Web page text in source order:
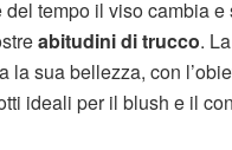
tempo il viso cambia
abitudini di trucco.
la sua bellezza, con
ideali per il blush e il